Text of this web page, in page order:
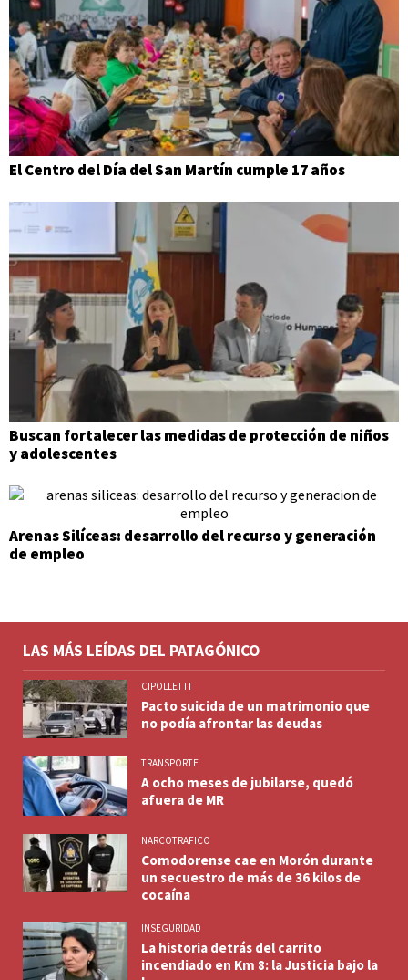
El Centro del Día del San Martín cumple 17 años
Buscan fortalecer las medidas de protección de niños
y adolescentes
Arenas Silíceas: desarrollo del recurso y generación
de empleo
LAS MÁS LEÍDAS DEL PATAGÓNICO
CIPOLLETTI
Pacto suicida de un matrimonio que
no podía afrontar las deudas
TRANSPORTE
A ocho meses de jubilarse, quedó
afuera de MR
NARCOTRAFICO
Comodorense cae en Morón durante
un secuestro de más de 36 kilos de
cocaína
INSEGURIDAD
La historia detrás del carrito
incendiado en Km 8: la Justicia bajo la